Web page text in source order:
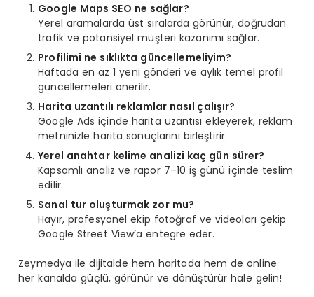
Google Maps SEO ne sağlar?
Yerel aramalarda üst sıralarda görünür, doğrudan
trafik ve potansiyel müşteri kazanımı sağlar.
Profilimi ne sıklıkta güncellemeliyim?
Haftada en az 1 yeni gönderi ve aylık temel profil
güncellemeleri önerilir.
Harita uzantılı reklamlar nasıl çalışır?
Google Ads içinde harita uzantısı ekleyerek, reklam
metninizle harita sonuçlarını birleştirir.
Yerel anahtar kelime analizi kaç gün sürer?
Kapsamlı analiz ve rapor 7–10 iş günü içinde teslim
edilir.
Sanal tur oluşturmak zor mu?
Hayır, profesyonel ekip fotoğraf ve videoları çekip
Google Street View’a entegre eder.
Zeymedya ile dijitalde hem haritada hem de online
her kanalda güçlü, görünür ve dönüştürür hale gelin!